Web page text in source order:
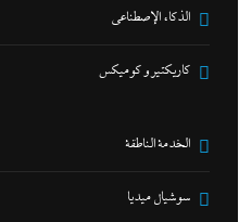
الذكاء الإصطناعي
كاريكتير و كوميكس
الخدمة الناطقة
سوشيال ميديا